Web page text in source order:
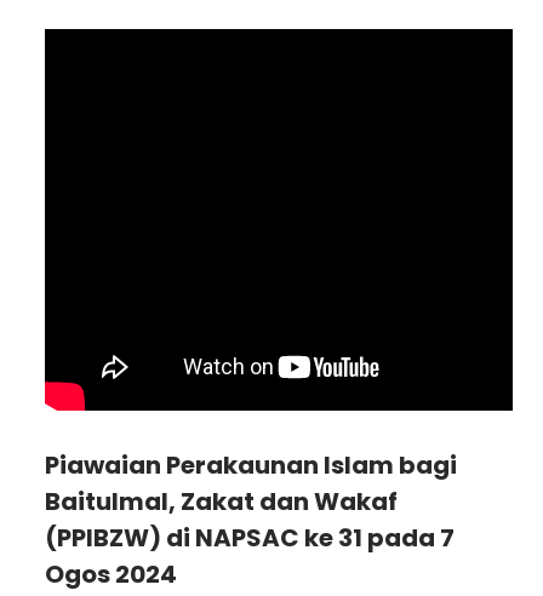
Piawaian Perakaunan Islam bagi
Baitulmal, Zakat dan Wakaf
(PPIBZW) di NAPSAC ke 31 pada 7
Ogos 2024